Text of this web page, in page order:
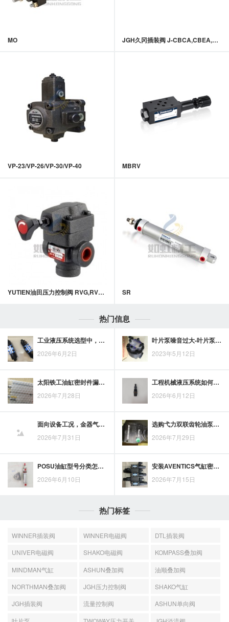
MO JGH久冈插装阀 J-CBCA,CBEA,CBGA,CBIA系列导压式抗衡阀
VP-23/VP-26/VP-30/VP-40 MBRV
YUTIEN油田压力控制阀 RVG,RVT系列 引导式溢流阀 SR
热门信息
工业液压系统选型中，力士乐齿轮泵的效率、耐用性与可靠性考量
2026年6月2日
叶片泵噪音过大-叶片泵的油温过高
2023年5月12日
太阳铁工油缸密封件漏油的常见原因与处理思路
2026年7月28日
工程机械液压系统如何提效？JEOUGANG液压螺纹插装阀的应用价值
2026年6月12日
面向设备工况，金器气压缸的选型技巧与关键判断
2026年7月31日
选购弋力双联齿轮油泵：质量识别与关键核对要点
2026年7月29日
POSU油缸型号分类怎么选？围绕应用场景理清适配方向
2026年6月10日
安装AVENTICS气缸密封圈时，方向确认、清洁控制与工具选用需同步把关
2026年7月15日
热门标签
WINNER插装阀 WINNER电磁阀
DTL插装阀
UNIVER电磁阀
SHAKO电磁阀
KOMPASS叠加阀
MINDMAN气缸
ASHUN叠加阀
油顺叠加阀
NORTHMAN叠加阀
JGH压力控制阀
SHAKO气缸
JGH插装阀
流量控制阀
ASHUN单向阀